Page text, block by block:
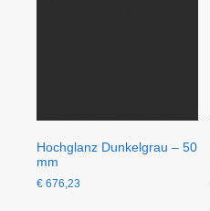
Hochglanz Dunkelgrau – 50
mm
€ 676,23